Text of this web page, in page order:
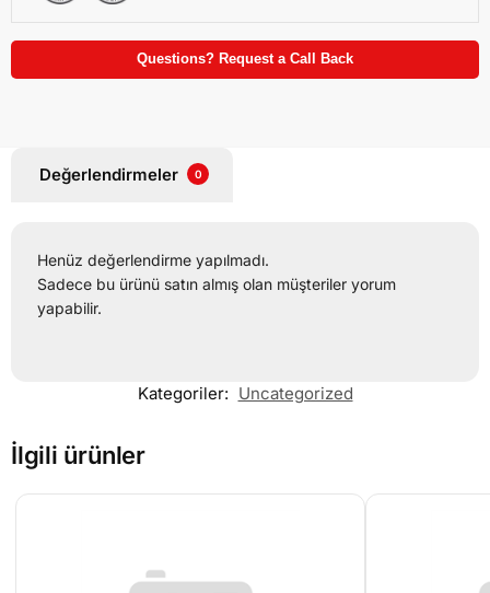
Questions? Request a Call Back
Değerlendirmeler 0
Henüz değerlendirme yapılmadı.
Sadece bu ürünü satın almış olan müşteriler yorum
yapabilir.
Kategoriler: Uncategorized
İlgili ürünler